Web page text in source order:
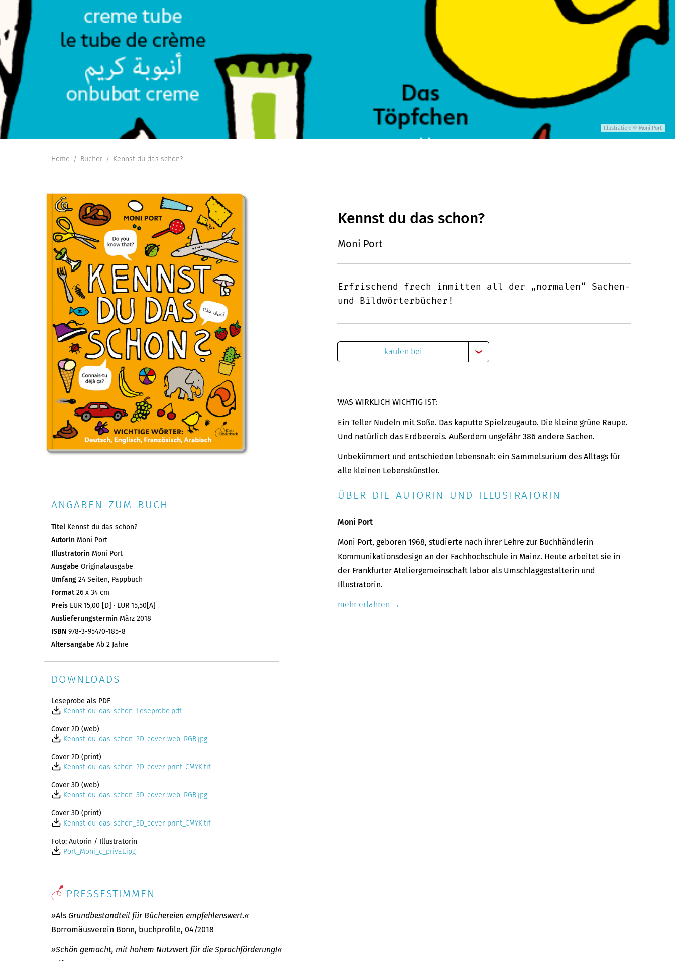
Illustration: © Moni Port
Home Bücher Kennst du das schon?
ANGABEN ZUM BUCH
Titel Kennst du das schon?
Autorin Moni Port
Illustratorin Moni Port
Ausgabe Originalausgabe
Umfang 24 Seiten, Pappbuch
Format26 x 34 cm
Preis EUR 15,00 [D] · EUR 15,50[A]
Auslieferungstermin März 2018
ISBN 978-3-95470-185-8
Altersangabe Ab 2 Jahre
DOWNLOADS
Leseprobe als PDF
Kennst-du-das-schon_Leseprobe.pdf
Cover 2D (web)
Kennst-du-das-schon_2D_cover-web_RGB.jpg
Cover 2D (print)
Kennst-du-das-schon_2D_cover-print_CMYK.tif
Cover 3D (web)
Kennst-du-das-schon_3D_cover-web_RGB.jpg
Cover 3D (print)
Kennst-du-das-schon_3D_cover-print_CMYK.tif
Foto: Autorin / Illustratorin
Port_Moni_c_privat.jpg
Kennst du das schon?
Moni Port
Erfrischend frech inmitten all der „normalen“ Sachen-
und Bildwörterbücher!
kaufen bei
WAS WIRKLICH WICHTIG IST:
Ein Teller Nudeln mit Soße. Das kaputte Spielzeugauto. Die kleine grüne Raupe.
Und natürlich das Erdbeereis. Außerdem ungefähr 386 andere Sachen.
Unbekümmert und entschieden lebensnah: ein Sammelsurium des Alltags für
alle kleinen Lebenskünstler.
ÜBER DIE AUTORIN UND ILLUSTRATORIN
Moni Port
Moni Port, geboren 1968, studierte nach ihrer Lehre zur Buchhändlerin
Kommunikationsdesign an der Fachhochschule in Mainz. Heute arbeitet sie in
der Frankfurter Ateliergemeinschaft labor als Umschlaggestalterin und
Illustratorin.
mehr erfahren
PRESSESTIMMEN
»Als Grundbestandteil für Büchereien empfehlenswert.«
Borromäusverein Bonn, buchprofile, 04/2018
»Schön gemacht, mit hohem Nutzwert für die Sprachförderung!«